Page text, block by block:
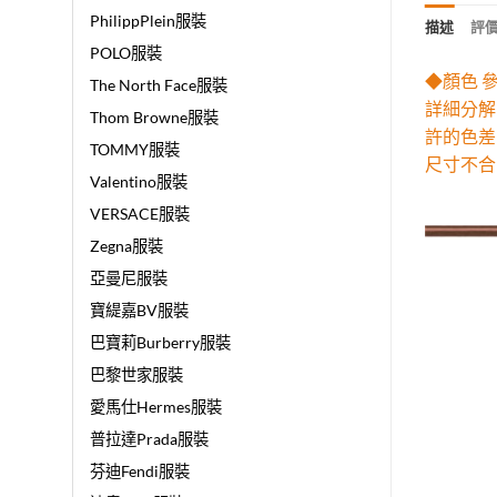
PhilippPlein服裝
POLO服裝
The North Face服裝
Thom Browne服裝
TOMMY服裝
Valentino服裝
VERSACE服裝
Zegna服裝
亞曼尼服裝
寶緹嘉BV服裝
巴寶莉Burberry服裝
巴黎世家服裝
愛馬仕Hermes服裝
普拉達Prada服裝
芬迪Fendi服裝
描述 評
◆顏色
詳細分
許的色
尺寸不